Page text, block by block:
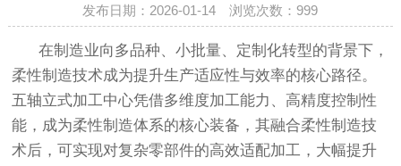
发布日期：2026-01-14 浏览次数： 999
在制造业向多品种、小批量、定制化转型的背景下，
柔性制造技术成为提升生产适应性与效率的核心路径。
五轴立式加工中心凭借多维度加工能力、高精度控制性
能，成为柔性制造体系的核心装备，其融合柔性制造技
术后，可实现对复杂零部件的高效适配加工，大幅提升